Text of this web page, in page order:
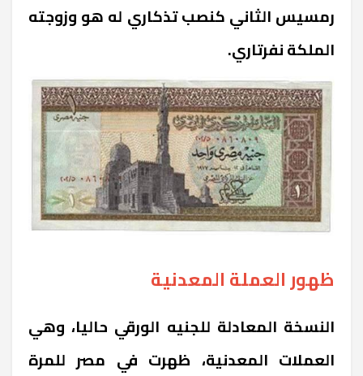
رمسيس الثاني كنصب تذكاري له هو وزوجته
الملكة نفرتاري.
ظهور العملة المعدنية
النسخة المعادلة للجنيه الورقي حاليا، وهي
العملات المعدنية، ظهرت في مصر للمرة